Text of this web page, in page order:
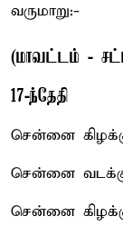
வருமாறு:-
(மாவட்டம் -
17-ந்தேதி
சென்னை
சென்னை
சென்னை